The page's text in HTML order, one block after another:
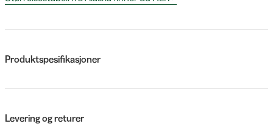
Produktspesifikasjoner
Levering og returer